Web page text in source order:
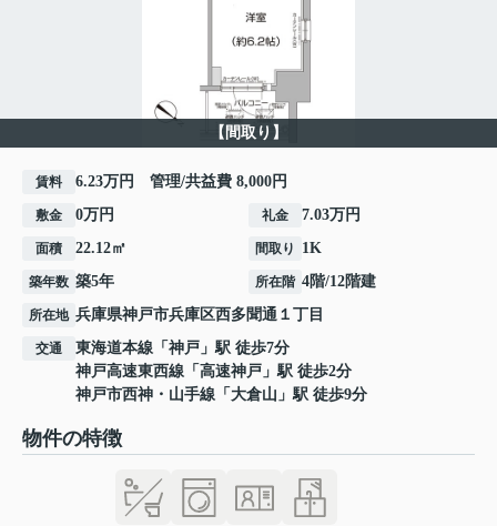
【間取り】
賃料 6.23万円 管理/共益費 8,000円
敷金 0万円 礼金 7.03万円
面積 22.12㎡ 間取り 1K
築年数 築5年 所在階 4階/12階建
所在地 兵庫県神戸市兵庫区西多聞通 １丁目
交通 東海道本線 「 神戸 」駅 徒歩7分
神戸高速東西線 「 高速神戸 」駅 徒歩2分
神戸市西神・山手線 「 大倉山 」駅 徒歩9分
物件の特徴